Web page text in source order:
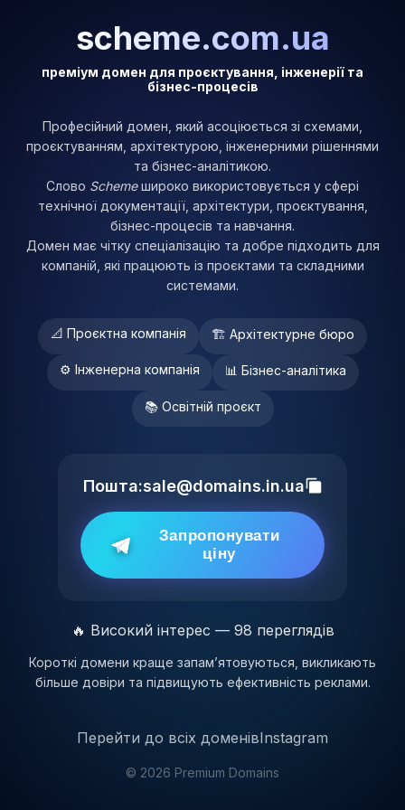
scheme.com.ua
преміум домен для проєктування, інженерії та
бізнес-процесів
Професійний домен, який асоціюється зі схемами,
проєктуванням, архітектурою, інженерними рішеннями
та бізнес-аналітикою.
Слово Schemeшироко використовується у сфері
технічної документації, архітектури, проєктування,
бізнес-процесів та навчання.
Домен має чітку спеціалізацію та добре підходить для
компаній, які працюють із проєктами та складними
системами.
📐 Проєктна компанія 🏗 Архітектурне бюро
⚙ Інженерна компанія 📊 Бізнес-аналітика
📚 Освітній проєкт
Пошта:sale@domains.in.ua
Запропонувати
ціну
🔥 Високий інтерес — 98 переглядів
Короткі домени краще запам’ятовуються, викликають
більше довіри та підвищують ефективність реклами.
Перейти до всіх доменівInstagram
© 2026 Premium Domains